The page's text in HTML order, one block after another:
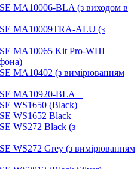
MA10006-BLA (з виходом в
MA10009TRA-ALU (з
MA10065 Kit Pro-WHI
MA10402 (з вимірюванням
MA10920-BLA
WS1650 (Black)
WS1652 Black
WS272 Black (з
WS272 Grey (з вимірюванням